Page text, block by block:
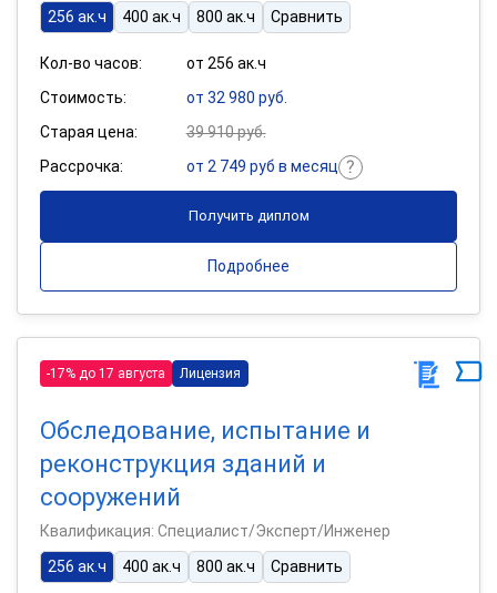
256 ак.ч
400 ак.ч 800 ак.ч Сравнить
Кол-во часов:
от 256 ак.ч
Стоимость:
от 32 980 руб.
Старая цена:
39 910 руб.
Рассрочка:
от 2 749 руб в месяц
Получить диплом
Подробнее
-17% до 17 августа Лицензия
Обследование, испытание и
реконструкция зданий и
сооружений
Квалификация: Специалист/Эксперт/Инженер
256 ак.ч
400 ак.ч 800 ак.ч Сравнить